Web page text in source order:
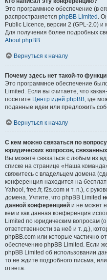
Это программное обеспечение (в
распространяется phpBB Limited .
Public Licence, версии 2 (GPL-2.0)
Для получения более подробных
About phpBB.
Вернуться к началу
Почему здесь нет такой-то
Это программное обеспечение
Limited. Если вы считаете, что
посетите Центр идей phpBB, где
поданные идеи или предложить
Вернуться к началу
С кем можно связаться по
юридических вопросов,
Вы можете связаться с любым из
списке на странице «Наша
свяжитесь с владельцем домена
конференция находится на
Yahoo!, free.fr, f2s.com и т. п.), с
домена. Учтите, что phpBB Limited
данной конференцией и не может
кем и как данная конференция
Limited по юридическим вопросам
ответственности за неё и т. д.),
phpBB.com или которые частично
обеспечению phpBB Limited. Если
phpBB Limited об использовании
то не ждите подробного письма,
ответа.